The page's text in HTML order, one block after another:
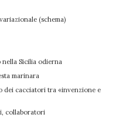
(schema)
nella Sicilia odierna
marinara
dei cacciatori tra «invenzione e
collaboratori